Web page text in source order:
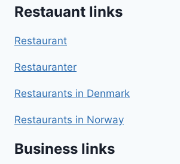
Restauant links
Restaurant
Restauranter
Restaurants in Denmark
Restaurants in Norway
Business links